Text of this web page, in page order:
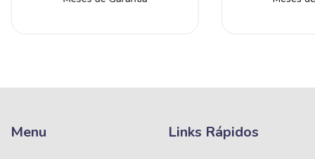
Menu Links Rápidos